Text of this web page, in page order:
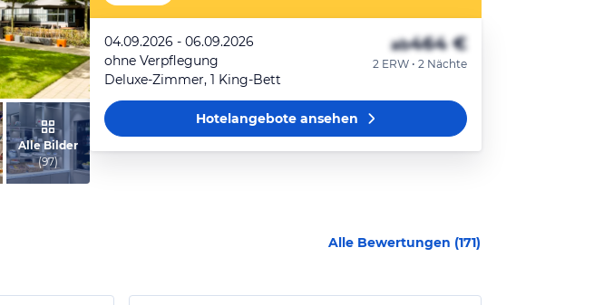
Alle Bilder
(97)
04.09.2026 - 06.09.2026
ohne Verpflegung
Deluxe-Zimmer, 1 King-Bett
ab464 €
2 ERW • 2 Nächte
Hotelangeboteansehen
Alle Bewertungen (171)